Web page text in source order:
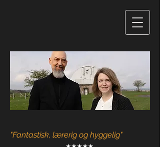
"Fantastisk, lærerig og hyggelig"